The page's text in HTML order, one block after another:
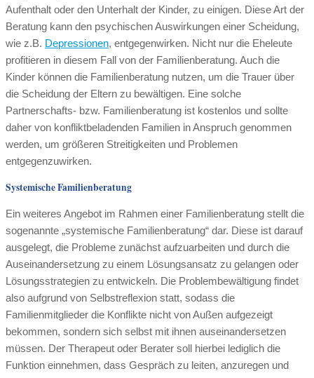
Aufenthalt oder den Unterhalt der Kinder, zu einigen. Diese Art der
Beratung kann den psychischen Auswirkungen einer Scheidung,
wie z.B. Depressionen, entgegenwirken. Nicht nur die Eheleute
profitieren in diesem Fall von der Familienberatung. Auch die
Kinder können die Familienberatung nutzen, um die Trauer über
die Scheidung der Eltern zu bewältigen. Eine solche
Partnerschafts- bzw. Familienberatung ist kostenlos und sollte
daher von konfliktbeladenden Familien in Anspruch genommen
werden, um größeren Streitigkeiten und Problemen
entgegenzuwirken.
Systemische Familienberatung
Ein weiteres Angebot im Rahmen einer Familienberatung stellt die
sogenannte „systemische Familienberatung“ dar. Diese ist darauf
ausgelegt, die Probleme zunächst aufzuarbeiten und durch die
Auseinandersetzung zu einem Lösungsansatz zu gelangen oder
Lösungsstrategien zu entwickeln. Die Problembewältigung findet
also aufgrund von Selbstreflexion statt, sodass die
Familienmitglieder die Konflikte nicht von Außen aufgezeigt
bekommen, sondern sich selbst mit ihnen auseinandersetzen
müssen. Der Therapeut oder Berater soll hierbei lediglich die
Funktion einnehmen, dass Gespräch zu leiten, anzuregen und